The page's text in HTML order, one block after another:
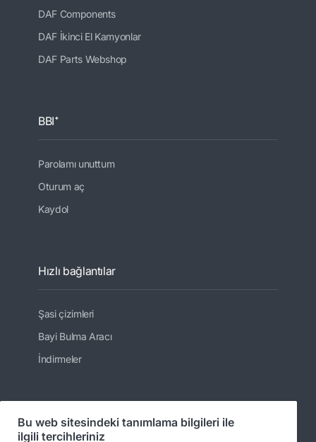
DAF Components
DAF İkinci El Kamyonlar
DAF Parts Webshop
BBI⁺
Parolamı unuttum
Oturum aç
Kaydol
Hızlı bağlantılar
Şasi çizimleri
Bayi Bulma Aracı
İndirmeler
Bizi takip edin
Bu web sitesindeki tanımlama bilgileri ile
ilgili tercihleriniz